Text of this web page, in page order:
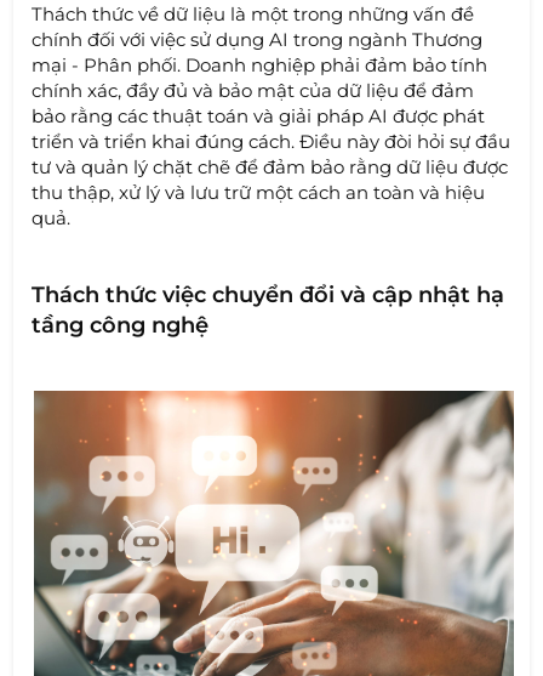
Thách thức về dữ liệu là một trong những vấn đề
chính đối với việc sử dụng AI trong ngành Thương
mại - Phân phối. Doanh nghiệp phải đảm bảo tính
chính xác, đầy đủ và bảo mật của dữ liệu để đảm
bảo rằng các thuật toán và giải pháp AI được phát
triển và triển khai đúng cách. Điều này đòi hỏi sự đầu
tư và quản lý chặt chẽ để đảm bảo rằng dữ liệu được
thu thập, xử lý và lưu trữ một cách an toàn và hiệu
quả.
Thách thức việc chuyển đổi và cập nhật hạ
tầng công nghệ